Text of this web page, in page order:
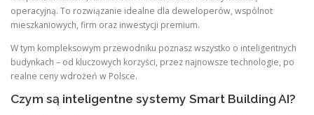
operacyjną. To rozwiązanie idealne dla deweloperów, wspólnot
mieszkaniowych, firm oraz inwestycji premium.
W tym kompleksowym przewodniku poznasz wszystko o inteligentnych
budynkach – od kluczowych korzyści, przez najnowsze technologie, po
realne ceny wdrożeń w Polsce.
Czym są inteligentne systemy Smart Building AI?